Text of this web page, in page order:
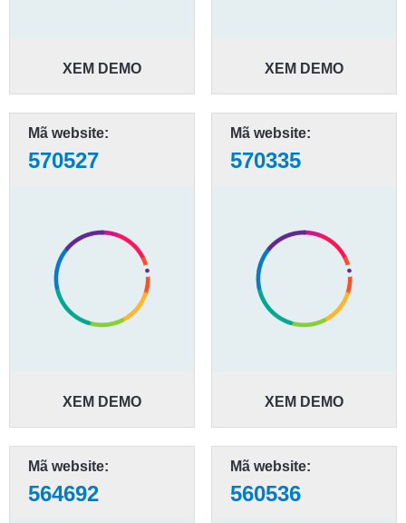
XEM DEMO XEM DEMO
Mã website:
570527
XEM DEMO
Mã website:
570335
XEM DEMO
Mã website:
564692
Mã website:
560536